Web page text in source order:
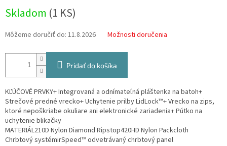
cena:
Skladom (1 KS)
Môžeme doručiť do: 11.8.2026 Možnosti doručenia
Pridať do košíka
KĽÚČOVÉ PRVKY+ Integrovaná a odnímateľná pláštenka na batoh+
Strečové predné vrecko+ Uchytenie prilby LidLock™+ Vrecko na zips,
ktoré nepoškriabe okuliare ani elektronické zariadenia+ Pútko na
uchytenie blikačky
MATERIÁL210D Nylon Diamond Ripstop420HD Nylon Packcloth
Chrbtový systémirSpeed™ odvetrávaný chrbtový panel